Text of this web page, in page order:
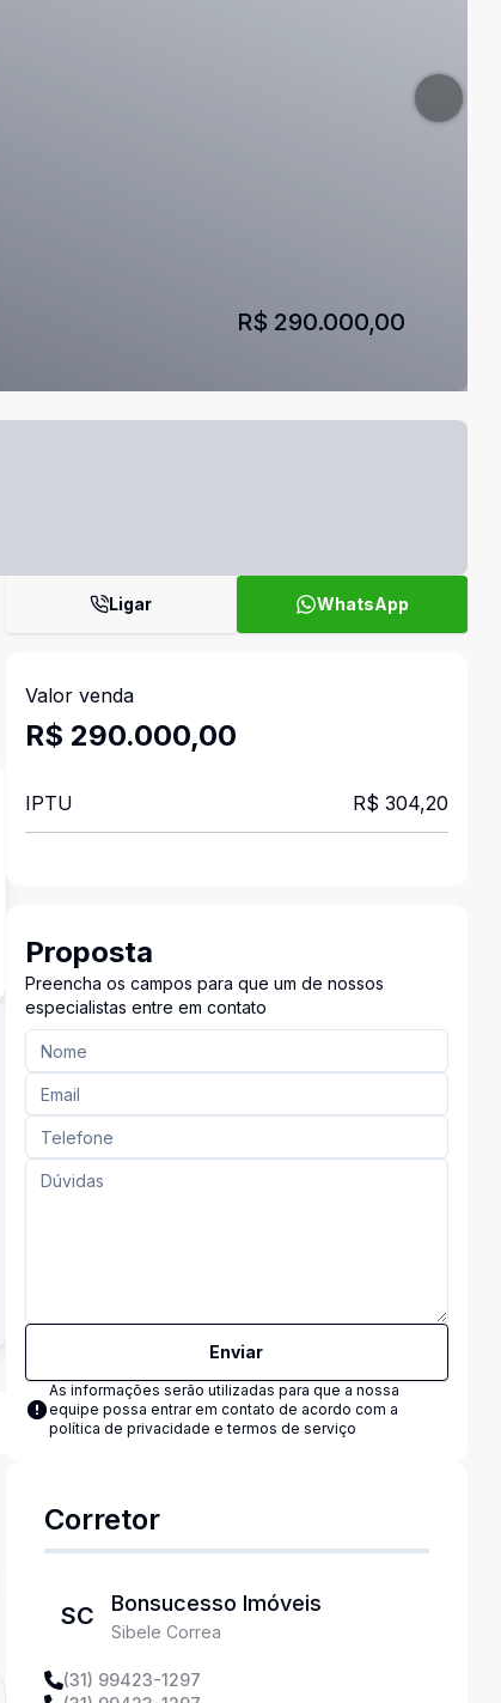
R$ 290.000,00
slide
Ligar WhatsApp
Valor venda
R$ 290.000,00
IPTU R$ 304,20
Proposta
Preencha os campos para que um de nossos
especialistas entre em contato
Enviar
As informações serão utilizadas para que a nossa
equipe possa entrar em contato de acordo com a
política de privacidade e termos de serviço
Corretor
SC Bonsucesso Imóveis
Sibele Correa
(31) 99423-1297